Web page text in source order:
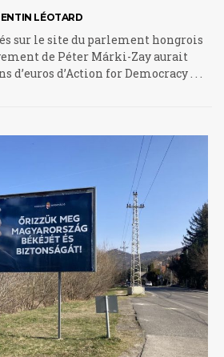
LÉOTARD
sur le site du parlement hongrois
de Péter Márki-Zay aurait
d’Action for Democracy . . .